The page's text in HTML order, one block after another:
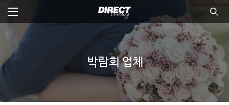
전체메뉴 통합
닫기
박람회 업체